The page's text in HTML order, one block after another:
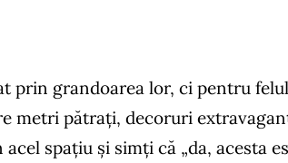
prin grandoarea lor, ci pentru
metri pătrați, decoruri
spațiu și simți că „da, acesta